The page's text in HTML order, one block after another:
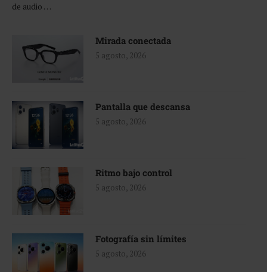
de audio …
Mirada conectada
5 agosto, 2026
Pantalla que descansa
5 agosto, 2026
Ritmo bajo control
5 agosto, 2026
Fotografía sin límites
5 agosto, 2026